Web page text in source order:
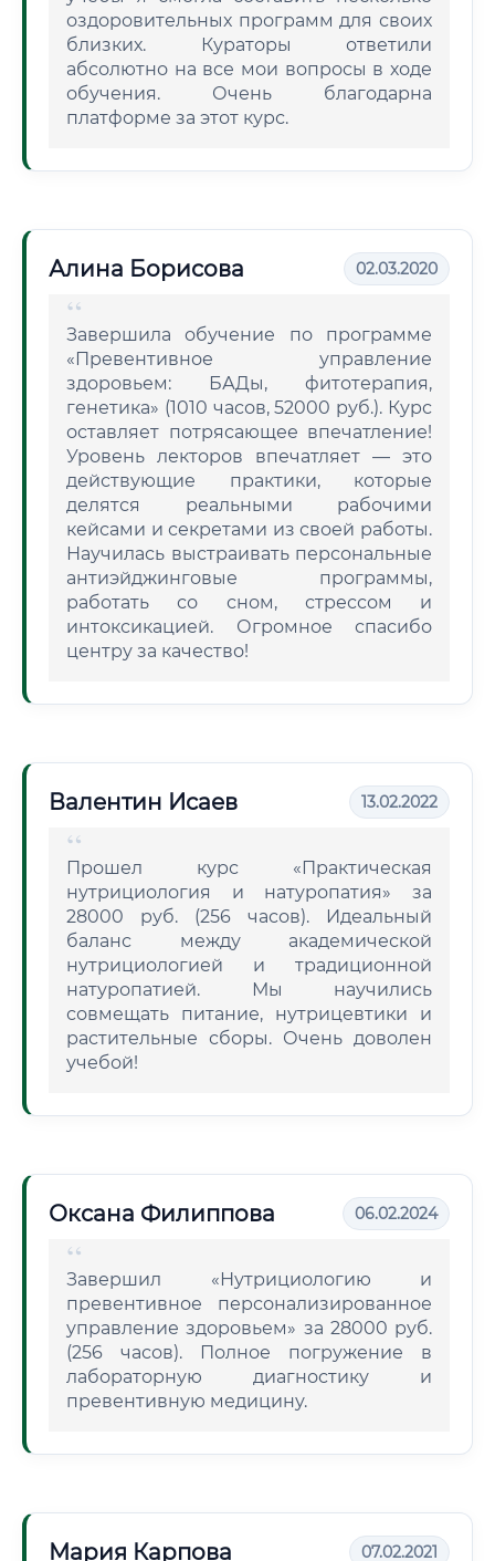
оздоровительных программ для своих
близких. Кураторы ответили
абсолютно на все мои вопросы в ходе
обучения. Очень благодарна
платформе за этот курс.
Алина Борисова 02.03.2020
Завершила обучение по программе
«Превентивное управление
здоровьем: БАДы, фитотерапия,
генетика» (1010 часов, 52000 руб.). Курс
оставляет потрясающее впечатление!
Уровень лекторов впечатляет — это
действующие практики, которые
делятся реальными рабочими
кейсами и секретами из своей работы.
Научилась выстраивать персональные
антиэйджинговые программы,
работать со сном, стрессом и
интоксикацией. Огромное спасибо
центру за качество!
Валентин Исаев 13.02.2022
Прошел курс «Практическая
нутрициология и натуропатия» за
28000 руб. (256 часов). Идеальный
баланс между академической
нутрициологией и традиционной
натуропатией. Мы научились
совмещать питание, нутрицевтики и
растительные сборы. Очень доволен
учебой!
Оксана Филиппова 06.02.2024
Завершил «Нутрициологию и
превентивное персонализированное
управление здоровьем» за 28000 руб.
(256 часов). Полное погружение в
лабораторную диагностику и
превентивную медицину.
Мария Карпова 07.02.2021